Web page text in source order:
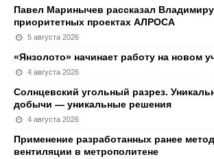
Павел Маринычев рассказал
приоритетных проектах АЛРОСА
5 августа 2026
«Янзолото» начинает работу на новом
4 августа 2026
Солнцевский угольный разрез.
добычи — уникальные решения
4 августа 2026
Применение разработанных ранее
вентиляции в метрополитене